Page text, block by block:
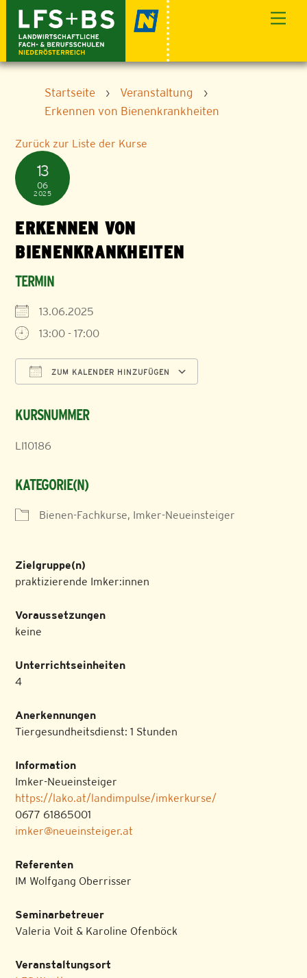
content
Startseite › Veranstaltung
›
Erkennen von Bienenkrankheiten
Zurück zur Liste der Kurse
13
06
2025
ERKENNEN VON
BIENENKRANKHEITEN
TERMIN
13.06.2025
13:00 - 17:00
ZUM KALENDER HINZUFÜGEN
KURSNUMMER
LI10186
KATEGORIE(N)
Bienen-Fachkurse, Imker-Neueinsteiger
Zielgruppe(n)
praktizierende Imker:innen
Voraussetzungen
keine
Unterrichtseinheiten
4
Anerkennungen
Tiergesundheitsdienst: 1 Stunden
Information
Imker-Neueinsteiger
https://lako.at/landimpulse/imkerkurse/
0677 61865001
imker@neueinsteiger.at
Referenten
IM Wolfgang Oberrisser
Seminarbetreuer
Valeria Voit & Karoline Ofenböck
Veranstaltungsort